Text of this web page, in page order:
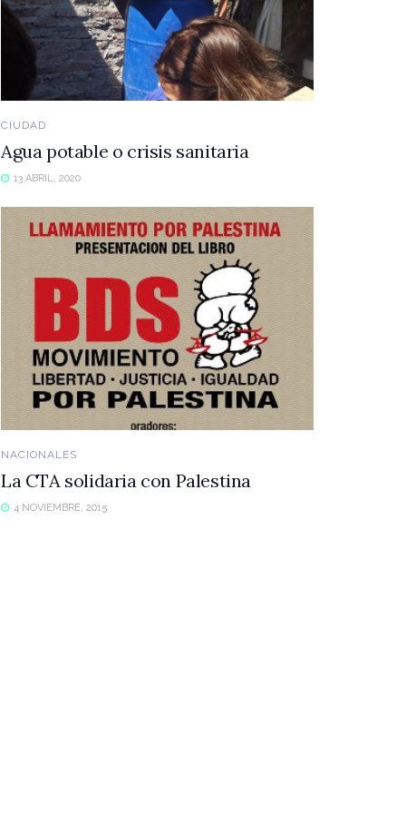
CIUDAD
Agua potable o crisis sanitaria
13 ABRIL, 2020
NACIONALES
La CTA solidaria con Palestina
4 NOVIEMBRE, 2015